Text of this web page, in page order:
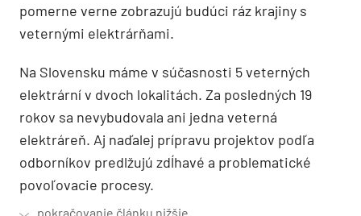
pomerne verne zobrazujú budúci ráz krajiny s
veternými elektrárňami.
Na Slovensku máme v súčasnosti 5 veterných
elektrární v dvoch lokalitách. Za posledných 19
rokov sa nevybudovala ani jedna veterná
elektráreň. Aj naďalej prípravu projektov podľa
odborníkov predlžujú zdĺhavé a problematické
povoľovacie procesy.